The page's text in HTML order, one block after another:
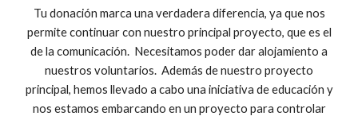
Tu donación marca una verdadera diferencia, ya que nos
permite continuar con nuestro principal proyecto, que es el
de la comunicación. Necesitamos poder dar alojamiento a
nuestros voluntarios. Además de nuestro proyecto
principal, hemos llevado a cabo una iniciativa de educación y
nos estamos embarcando en un proyecto para controlar